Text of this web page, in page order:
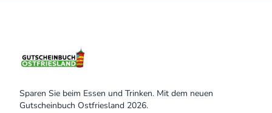
Sparen Sie beim Essen und Trinken. Mit dem neuen
Gutscheinbuch Ostfriesland 2026.